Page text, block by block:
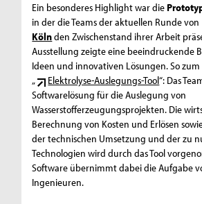
Ein besonderes Highlight war die
in der die Teams der aktuellen Runde von
Kölnden Zwischenstand ihrer Arbeit
Ausstellung zeigte eine beeindruckende
Ideen und innovativen Lösungen. So zum
„
Elektrolyse-Auslegungs-Tool“: Das
Softwarelösung für die Auslegung von
Wasserstofferzeugungsprojekten. Die
Berechnung von Kosten und Erlösen
der technischen Umsetzung und der zu
Technologien wird durch das Tool
Software übernimmt dabei die Aufgabe
Ingenieuren.